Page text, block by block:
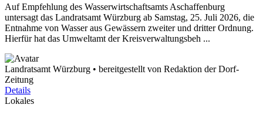
Auf Empfehlung des Wasserwirtschaftsamts Aschaffenburg
untersagt das Landratsamt Würzburg ab Samstag, 25. Juli 2026, die
Entnahme von Wasser aus Gewässern zweiter und dritter Ordnung.
Hierfür hat das Umweltamt der Kreisverwaltungsbeh ...
Landratsamt Würzburg • bereitgestellt von Redaktion der Dorf-
Zeitung
Details
Lokales